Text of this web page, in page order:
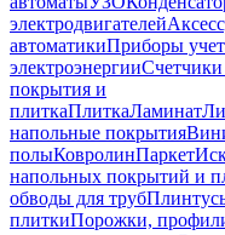
электродвигателей
автоматикиПриборы
электроэнергии
покрытия и
плиткаПлиткаЛаминат
напольные покрытия
полыКовролинПаркет
напольных покрытий и
обводы для труб
плиткиПорожки,